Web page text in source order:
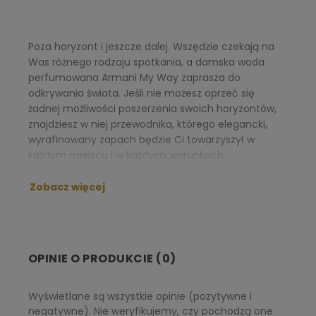
Poza horyzont i jeszcze dalej. Wszędzie czekają na
Was różnego rodzaju spotkania, a damska woda
perfumowana Armani My Way zaprasza do
odkrywania świata. Jeśli nie możesz oprzeć się
żadnej możliwości poszerzenia swoich horyzontów,
znajdziesz w niej przewodnika, którego elegancki,
wyrafinowany zapach będzie Ci towarzyszył w
każdym miejscu i w każdych warunkach.
rynek w 2020 roku
flakon i jego zawartość zostały
zaprojektowane zgodnie z zasadami
Skład zapachu
Zobacz więcej
OPINIE O PRODUKCIE (0)
Wyświetlane są wszystkie opinie (pozytywne i
negatywne). Nie weryfikujemy, czy pochodzą one